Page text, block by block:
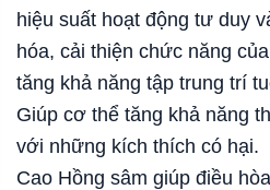
hiệu suất hoạt động tư duy
hóa, cải thiện chức năng
tăng khả năng tập trung trí
Giúp cơ thể tăng khả năng
với những kích thích có hại.
Cao Hồng sâm giúp điều